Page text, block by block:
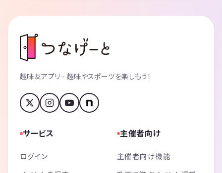
Q. スタンディング形式ですか？着席式ですか？
A. 着席＋立席式です。大半を椅子に座って話せるので疲れません！
Q. しつこく営業する人、誘ってくる人が・・・
A. 必要がない時はきっぱりとお断りして結構です。クレームが複数出
ねられますが、違法行為や迷惑行為は禁止です。
A. 帝国ホテルタワー（本館ではありません）の目の前です。近くには
東京ミッドタウン日比谷、東京宝塚劇場、泰明小学校、東急プラザ銀座
話が盛り上がる♬
◆楽しくお過ごしいただくために
＜禁止事項とご利用規約＞
趣味友アプリ - 趣味やスポーツを楽しもう！
サービス
ログイン
主催者向け
主催者向け機能